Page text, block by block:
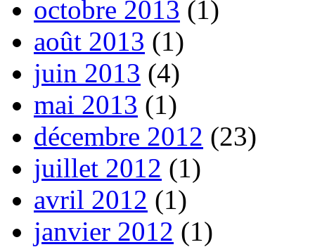
octobre 2013 (1)
août 2013 (1)
juin 2013 (4)
mai 2013 (1)
décembre 2012 (23)
juillet 2012 (1)
avril 2012 (1)
janvier 2012 (1)